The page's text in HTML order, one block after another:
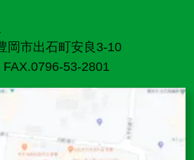
岡市出石町安良3-10
53-2801